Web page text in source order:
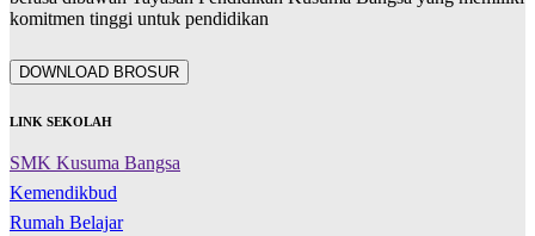
komitmen tinggi untuk pendidikan
DOWNLOAD BROSUR
LINK SEKOLAH
SMK Kusuma Bangsa
Kemendikbud
Rumah Belajar